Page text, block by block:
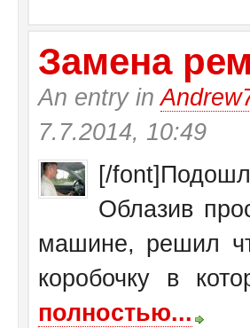
Замена
An entry in
7.7.2014, 10:49
[/
Облазив
машине, решил
коробочку в
полностью...